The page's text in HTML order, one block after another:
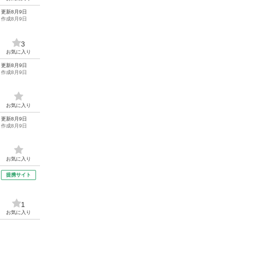
更新8月9日
作成8月9日
3
お気に入り
更新8月9日
作成8月9日
お気に入り
更新8月9日
作成8月9日
お気に入り
提携サイト
1
お気に入り